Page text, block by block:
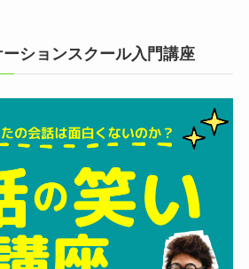
ションスクール入門講座